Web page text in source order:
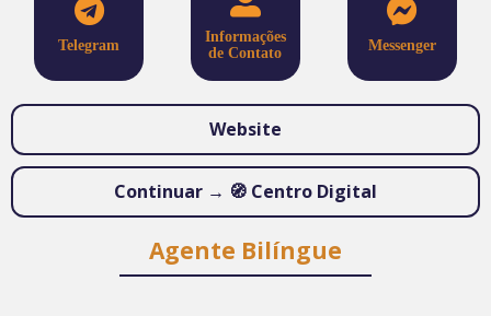
Telegram
Informações
de Contato
Messenger
Website
Continuar → 🧭 Centro Digital
Agente Bilíngue